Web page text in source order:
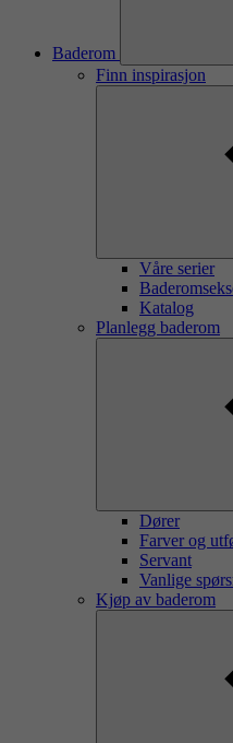
Baderom
Finn inspirasjon
Våre serier
Katalog
Planlegg baderom
Dører
Farver og
Servant
Vanlige
Kjøp av baderom